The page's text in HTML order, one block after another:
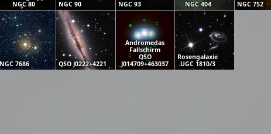
NGC 80
NGC 90 NGC 93
NGC 404
NGC 752
NGC 7686 QSO J0222+4221
Andromedas
Fallschirm
QSO
J014709+463037
Rosengalaxie
UGC 1810/3